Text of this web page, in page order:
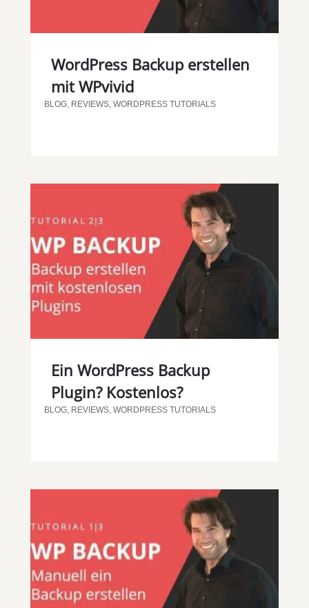
WordPress Backup erstellen
mit WPvivid
BLOG, REVIEWS, WORDPRESS TUTORIALS
Ein WordPress Backup
Plugin? Kostenlos?
BLOG, REVIEWS, WORDPRESS TUTORIALS